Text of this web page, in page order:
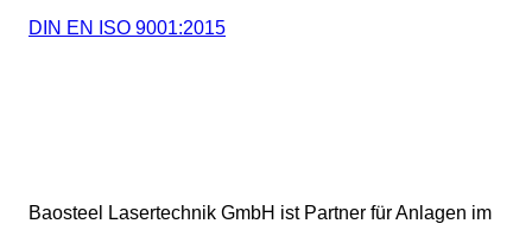
DIN EN ISO 9001:2015
Baosteel Lasertechnik GmbH ist Partner für Anlagen im